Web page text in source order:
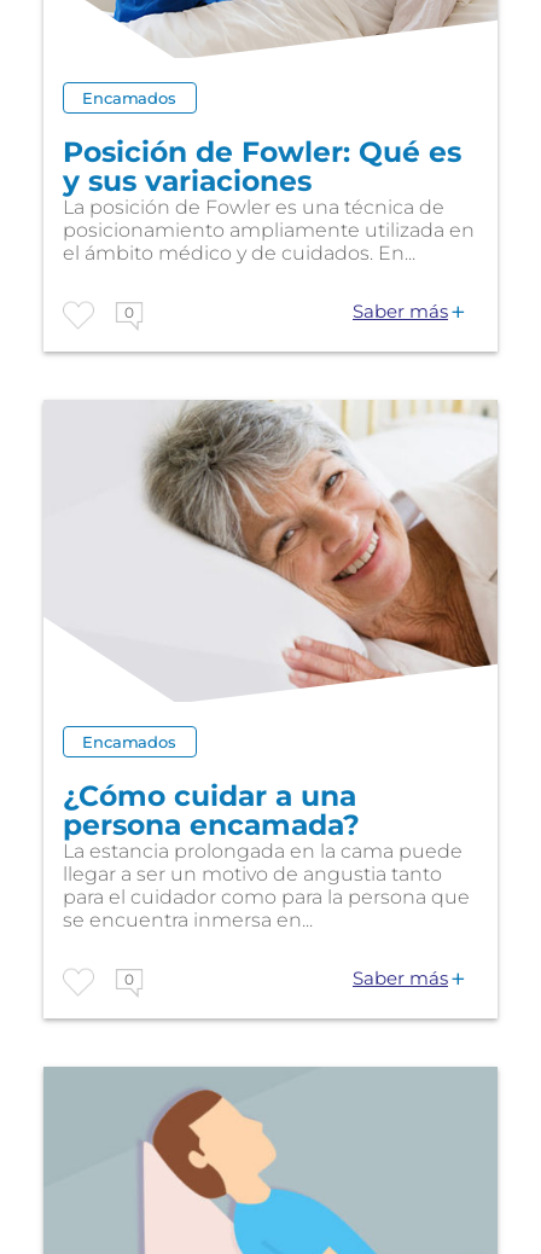
Encamados
Posición de Fowler: Qué es
y sus variaciones
La posición de Fowler es una técnica de
posicionamiento ampliamente utilizada en
el ámbito médico y de cuidados. En...
0 Saber más
Encamados
¿Cómo cuidar a una
persona encamada?
La estancia prolongada en la cama puede
llegar a ser un motivo de angustia tanto
para el cuidador como para la persona que
se encuentra inmersa en...
0 Saber más